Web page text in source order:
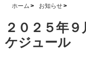
ホーム お知らせ
２０２５年
ケジュール